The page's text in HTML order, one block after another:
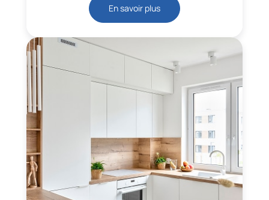
En savoir plus